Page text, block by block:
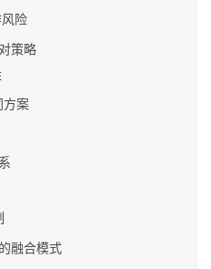
险
策略
方案
融合模式